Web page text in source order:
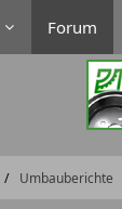
Forum
Umbauberichte